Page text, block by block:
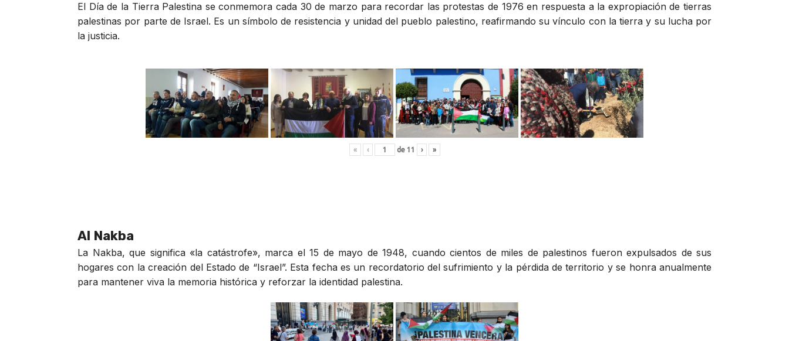
El Día de la Tierra Palestina se conmemora cada 30 de marzo para recordar las protestas de 1976 en respuesta a la expropiación de tierras
palestinas por parte de Israel. Es un símbolo de resistencia y unidad del pueblo palestino, reafirmando su vínculo con la tierra y su lucha por
la justicia.
« ‹ de 11 › »
Al Nakba
La Nakba, que significa «la catástrofe», marca el 15 de mayo de 1948, cuando cientos de miles de palestinos fueron expulsados de sus
hogares con la creación del Estado de “Israel”. Esta fecha es un recordatorio del sufrimiento y la pérdida de territorio y se honra anualmente
para mantener viva la memoria histórica y reforzar la identidad palestina.